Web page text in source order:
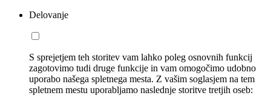
Delovanje
S sprejetjem teh storitev vam lahko poleg osnovnih funkcij
zagotovimo tudi druge funkcije in vam omogočimo udobno
uporabo našega spletnega mesta. Z vašim soglasjem na tem
spletnem mestu uporabljamo naslednje storitve tretjih oseb: